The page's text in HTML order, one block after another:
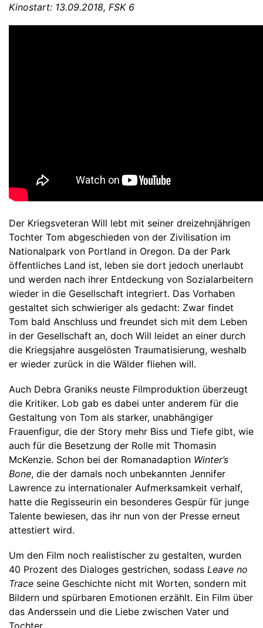
Kinostart: 13.09.2018, FSK 6
Der Kriegsveteran Will lebt mit seiner dreizehnjährigen
Tochter Tom abgeschieden von der Zivilisation im
Nationalpark von Portland in Oregon. Da der Park
öffentliches Land ist, leben sie dort jedoch unerlaubt
und werden nach ihrer Entdeckung von Sozialarbeitern
wieder in die Gesellschaft integriert. Das Vorhaben
gestaltet sich schwieriger als gedacht: Zwar findet
Tom bald Anschluss und freundet sich mit dem Leben
in der Gesellschaft an, doch Will leidet an einer durch
die Kriegsjahre ausgelösten Traumatisierung, weshalb
er wieder zurück in die Wälder fliehen will.
Auch Debra Graniks neuste Filmproduktion überzeugt
die Kritiker. Lob gab es dabei unter anderem für die
Gestaltung von Tom als starker, unabhängiger
Frauenfigur, die der Story mehr Biss und Tiefe gibt, wie
auch für die Besetzung der Rolle mit Thomasin
McKenzie. Schon bei der Romanadaption Winter’s
Bone, die der damals noch unbekannten Jennifer
Lawrence zu internationaler Aufmerksamkeit verhalf,
hatte die Regisseurin ein besonderes Gespür für junge
Talente bewiesen, das ihr nun von der Presse erneut
attestiert wird.
Um den Film noch realistischer zu gestalten, wurden
40 Prozent des Dialoges gestrichen, sodass Leave no
Trace seine Geschichte nicht mit Worten, sondern mit
Bildern und spürbaren Emotionen erzählt. Ein Film über
das Anderssein und die Liebe zwischen Vater und